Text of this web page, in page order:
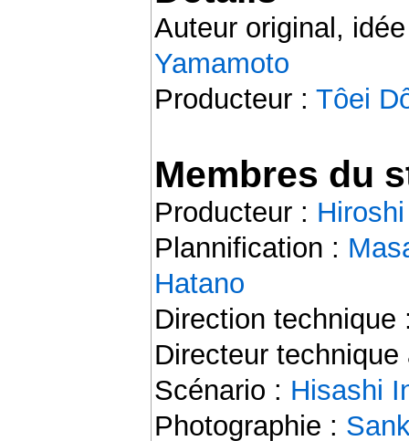
Auteur original,
Yamamoto
Producteur : Tôei
Membres du
Producteur :
Plannification :
Hatano
Direction
Directeur
Scénario : Hisashi
Photographie :